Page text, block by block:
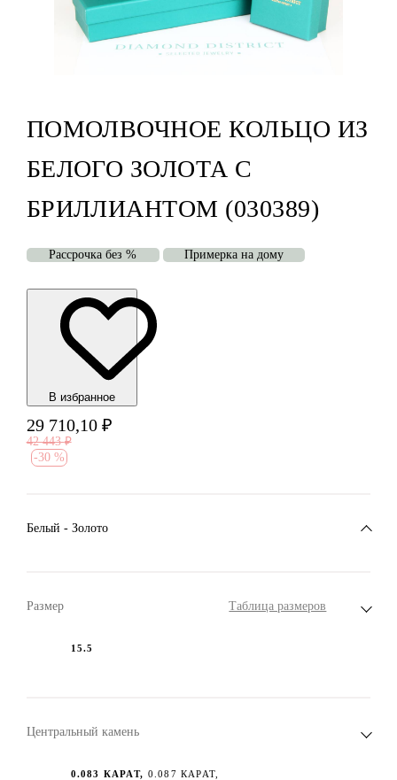
ПОМОЛВОЧНОЕ КОЛЬЦО ИЗ
БЕЛОГО ЗОЛОТА С
БРИЛЛИАНТОМ (030389)
Рассрочка без % Примерка на дому
В избранноe
29 710,10 ₽
42 443 ₽
-30 %
Белый - Золото
Размер Таблица размеров
15.5
Центральный камень
0.083 КАРАТ, 0.087 КАРАТ,